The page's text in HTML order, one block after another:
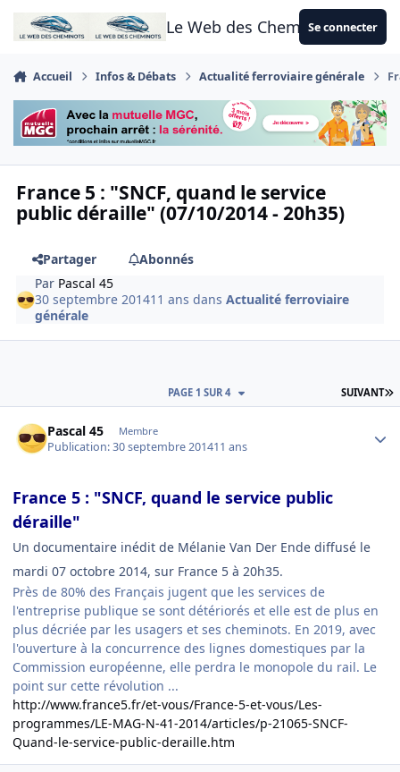
Aller au contenu
Le Web des CheminotsSe connecter
Accueil Infos & Débats Actualité ferroviaire générale
France 5 : "SNCF, quand le service
public déraille" (07/10/2014 - 20h35)
Partager
Abonnés
Par Pascal 45
30 septembre 201411 ans dansActualité ferroviaire
générale
SUIVANT
PAGE 1 SUR 4
Pascal 45 Membre
Publication:30 septembre 201411 ans
France 5 : "SNCF, quand le service public
déraille"
Un documentaire inédit de Mélanie Van Der Ende diffusé le
mardi 07 octobre 2014, sur France 5 à 20h35.
Près de 80% des Français jugent que les services de
l'entreprise publique se sont détériorés et elle est de plus en
plus décriée par les usagers et ses cheminots. En 2019, avec
l'ouverture à la concurrence des lignes domestiques par la
Commission européenne, elle perdra le monopole du rail. Le
point sur cette révolution ...
http://www.france5.fr/et-vous/France-5-et-vous/Les-
programmes/LE-MAG-N-41-2014/articles/p-21065-SNCF-
Quand-le-service-public-deraille.htm